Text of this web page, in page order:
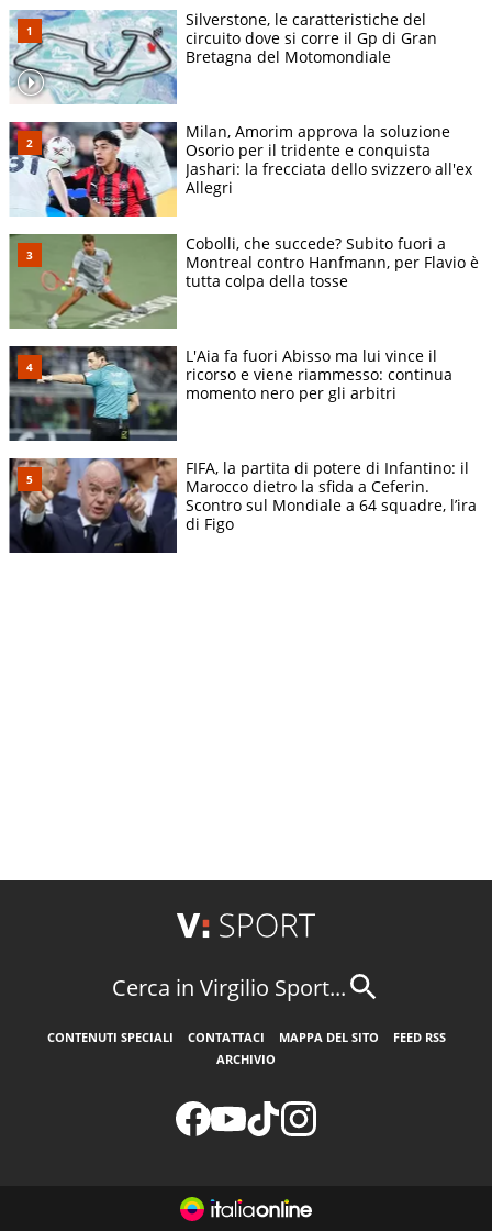
Silverstone, le caratteristiche del
circuito dove si corre il Gp di Gran
Bretagna del Motomondiale
Milan, Amorim approva la soluzione
Osorio per il tridente e conquista
Jashari: la frecciata dello svizzero all'ex
Allegri
Cobolli, che succede? Subito fuori a
Montreal contro Hanfmann, per Flavio è
tutta colpa della tosse
L'Aia fa fuori Abisso ma lui vince il
ricorso e viene riammesso: continua
momento nero per gli arbitri
FIFA, la partita di potere di Infantino: il
Marocco dietro la sfida a Ceferin.
Scontro sul Mondiale a 64 squadre, l’ira
di Figo
Cerca in Virgilio Sport...
CONTENUTI SPECIALI CONTATTACI MAPPA DEL SITO
FEED RSS
ARCHIVIO